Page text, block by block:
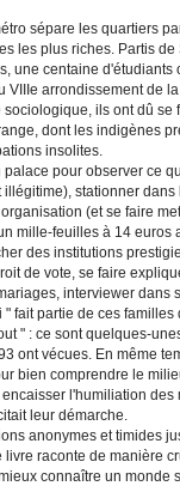
sépare les quartiers
les plus riches. Partis
une centaine d'étudiants
VIIIe arrondissement de
ils ont dû se
dont les indigènes
insolites.
pour observer ce
stationner dans
(et se faire
mille-feuilles à 14 euros
des institutions
de vote, se faire
interviewer dans
fait partie de ces familles
" : ce sont quelques-
ont vécues. En même
bien comprendre le
l'humiliation des
leur démarche.
anonymes et timides
livre raconte de manière
connaître un monde